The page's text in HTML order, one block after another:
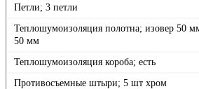
Петли; 3 петли
Теплошумоизоляция полотна; изовер 50
50 мм
Теплошумоизоляция короба; есть
Противосъемные штыри; 5 шт хром